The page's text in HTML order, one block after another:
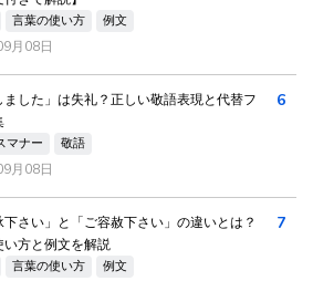
言葉の使い方 例文
月08日
ました」は失礼？正しい敬語表現と代替フ
マナー 敬語
月08日
6
下さい」と「ご容赦下さい」の違いとは？
い方と例文を解説
言葉の使い方 例文
7